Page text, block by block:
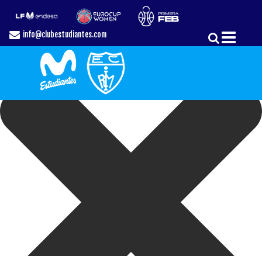
Gestionar el Consentimiento de las Cookies
info@clubestudiantes.com